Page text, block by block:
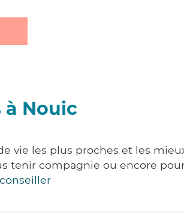
à Nouic
vie les plus proches et les
tenir compagnie ou encore